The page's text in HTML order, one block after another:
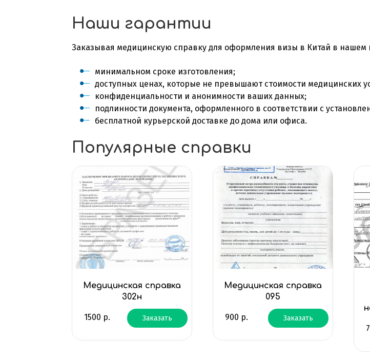
Наши гарантии
Заказывая медицинскую справку для оформления визы в Китай в нашем
минимальном сроке изготовления;
доступных ценах, которые не превышают стоимости медицинских
конфиденциальности и анонимности ваших данных;
подлинности документа, оформленного в соответствии с
бесплатной курьерской доставке до дома или офиса.
Популярные справки
Медицинская справка
302н
1500 р. Заказать
Медицинская справка
095
900 р. Заказать